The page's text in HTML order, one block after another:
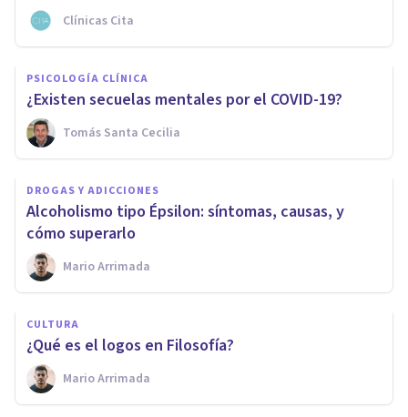
Clínicas Cita
PSICOLOGÍA CLÍNICA
¿Existen secuelas mentales por el COVID-19?
Tomás Santa Cecilia
DROGAS Y ADICCIONES
Alcoholismo tipo Épsilon: síntomas, causas, y
cómo superarlo
Mario Arrimada
CULTURA
¿Qué es el logos en Filosofía?
Mario Arrimada